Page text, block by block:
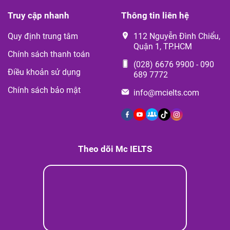
Truy cập nhanh
Quy định trung tâm
Chính sách thanh toán
Điều khoản sử dụng
Chính sách bảo mật
Thông tin liên hệ
112 Nguyễn Đình Chiểu,
Quận 1, TP.HCM
(028) 6676 9900 - 090
689 7772
info@mcielts.com
Theo dõi Mc IELTS